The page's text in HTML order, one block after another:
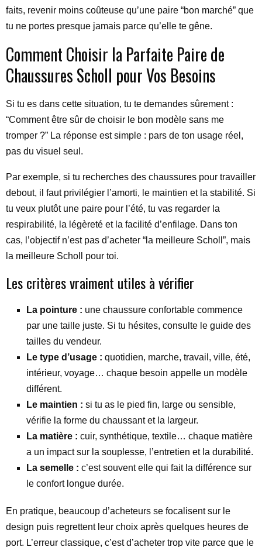
faits, revenir moins coûteuse qu’une paire “bon marché” que
tu ne portes presque jamais parce qu’elle te gêne.
Comment Choisir la Parfaite Paire de
Chaussures Scholl pour Vos Besoins
Si tu es dans cette situation, tu te demandes sûrement :
“Comment être sûr de choisir le bon modèle sans me
tromper ?” La réponse est simple : pars de ton usage réel,
pas du visuel seul.
Par exemple, si tu recherches des chaussures pour travailler
debout, il faut privilégier l’amorti, le maintien et la stabilité. Si
tu veux plutôt une paire pour l’été, tu vas regarder la
respirabilité, la légèreté et la facilité d’enfilage. Dans ton
cas, l’objectif n’est pas d’acheter “la meilleure Scholl”, mais
la meilleure Scholl pour toi.
Les critères vraiment utiles à vérifier
La pointure : une chaussure confortable commence
par une taille juste. Si tu hésites, consulte le guide des
tailles du vendeur.
Le type d’usage : quotidien, marche, travail, ville, été,
intérieur, voyage… chaque besoin appelle un modèle
différent.
Le maintien : si tu as le pied fin, large ou sensible,
vérifie la forme du chaussant et la largeur.
La matière : cuir, synthétique, textile… chaque matière
a un impact sur la souplesse, l’entretien et la durabilité.
La semelle : c’est souvent elle qui fait la différence sur
le confort longue durée.
En pratique, beaucoup d’acheteurs se focalisent sur le
design puis regrettent leur choix après quelques heures de
port. L’erreur classique, c’est d’acheter trop vite parce que le